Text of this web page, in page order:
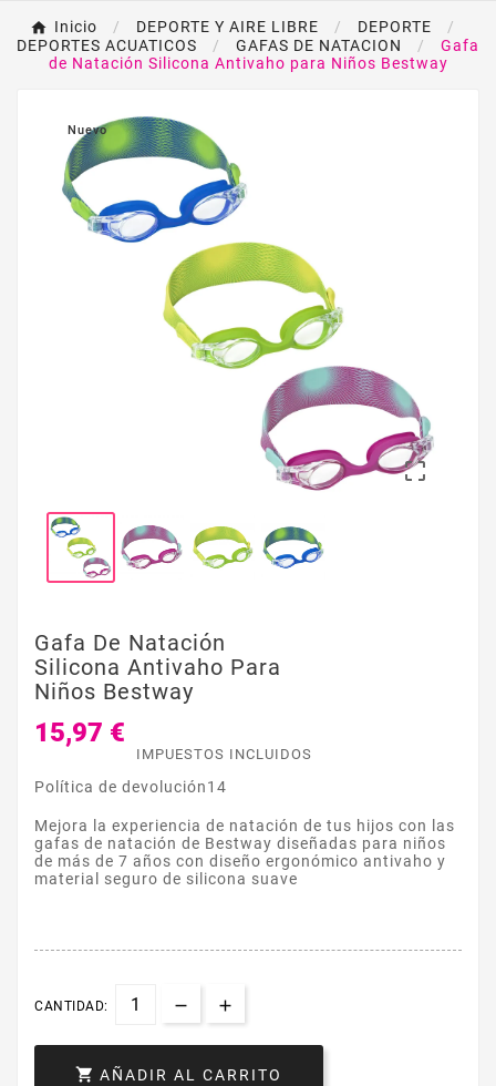
Inicio DEPORTE Y AIRE LIBRE
DEPORTE
DEPORTES ACUATICOS
GAFAS DE NATACION
Gafa
de Natación Silicona Antivaho para Niños Bestway
Nuevo

Gafa De Natación
Silicona Antivaho Para
Niños Bestway
15,97 €
IMPUESTOS INCLUIDOS
Política de devolución14
Mejora la experiencia de natación de tus hijos con las
gafas de natación de Bestway diseñadas para niños
de más de 7 años con diseño ergonómico antivaho y
material seguro de silicona suave
CANTIDAD:
 AÑADIR AL CARRITO